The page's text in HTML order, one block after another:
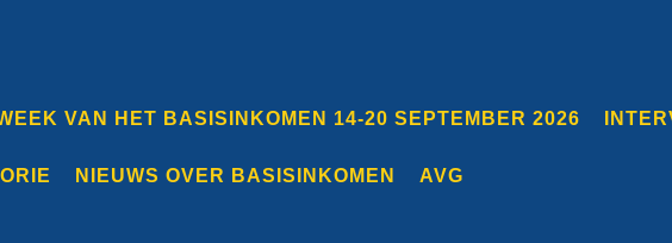
VAN HET BASISINKOMEN 14-20 SEPTEMBER 2026
NIEUWS OVER BASISINKOMEN AVG